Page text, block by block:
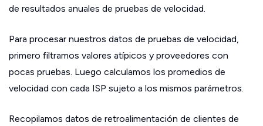
de resultados anuales de pruebas de velocidad.
Para procesar nuestros datos de pruebas de velocidad,
primero filtramos valores atípicos y proveedores con
pocas pruebas. Luego calculamos los promedios de
velocidad con cada ISP sujeto a los mismos parámetros.
Recopilamos datos de retroalimentación de clientes de